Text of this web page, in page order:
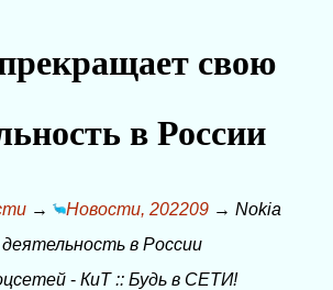
свою
в России
→ Новости, 202209 → Nokia
в России
- КиТ:: Будь в СЕТИ!